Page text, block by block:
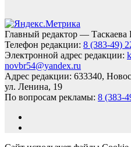
Главный редактор —
Телефон редакции: 8 (383-49)
Электронной адрес редакции:
novbr54@yandex.ru
Адрес редакции: 633340,
ул. Ленина, 19
По вопросам рекламы: 8 (383-